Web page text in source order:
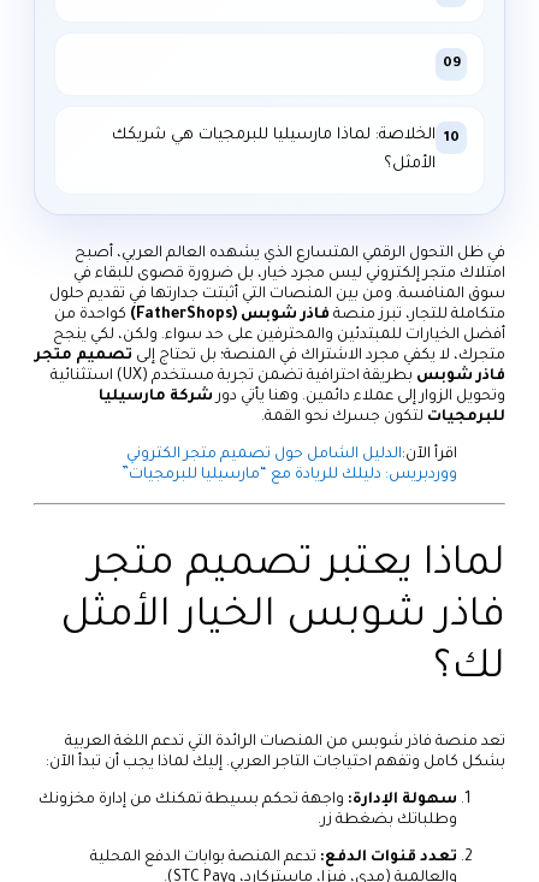
09
10
الخلاصة: لماذا مارسيليا للبرمجيات هي شريكك
الأمثل؟
في ظل التحول الرقمي المتسارع الذي يشهده العالم العربي، أصبح
امتلاك متجر إلكتروني ليس مجرد خيار، بل ضرورة قصوى للبقاء في
سوق المنافسة. ومن بين المنصات التي أثبتت جدارتها في تقديم حلول
متكاملة للتجار، تبرز منصة فاذر شوبس (FatherShops)
كواحدة من
أفضل الخيارات للمبتدئين والمحترفين على حد سواء. ولكن، لكي ينجح
متجرك، لا يكفي مجرد الاشتراك في المنصة؛ بل تحتاج إلى تصميم متجر
فاذر شوبس
بطريقة احترافية تضمن تجربة مستخدم (UX) استثنائية
وتحويل الزوار إلى عملاء دائمين. وهنا يأتي دورشركة مارسيليا
للبرمجيات لتكون جسرك نحو القمة.
اقرأ الآن:الدليل الشامل حول تصميم متجر الكتروني
ووردبريس: دليلك للريادة مع “مارسيليا للبرمجيات”
لماذا يعتبر تصميم متجر
فاذر شوبس الخيار الأمثل
لك؟
تعد منصة فاذر شوبس من المنصات الرائدة التي تدعم اللغة العربية
بشكل كامل وتفهم احتياجات التاجر العربي. إليك لماذا يجب أن تبدأ الآن:
سهولة الإدارة: واجهة تحكم بسيطة تمكنك من إدارة مخزونك
وطلباتك بضغطة زر.
تعدد قنوات الدفع: تدعم المنصة بوابات الدفع المحلية